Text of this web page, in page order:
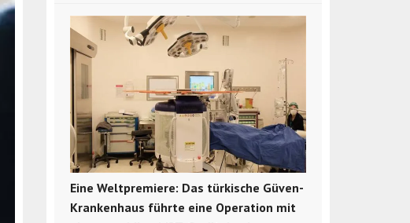
Eine Weltpremiere: Das türkische Güven-
Krankenhaus führte eine Operation mit